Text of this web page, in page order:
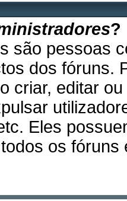
?
são pessoas
dos fóruns.
criar, editar
Eles
os fóruns